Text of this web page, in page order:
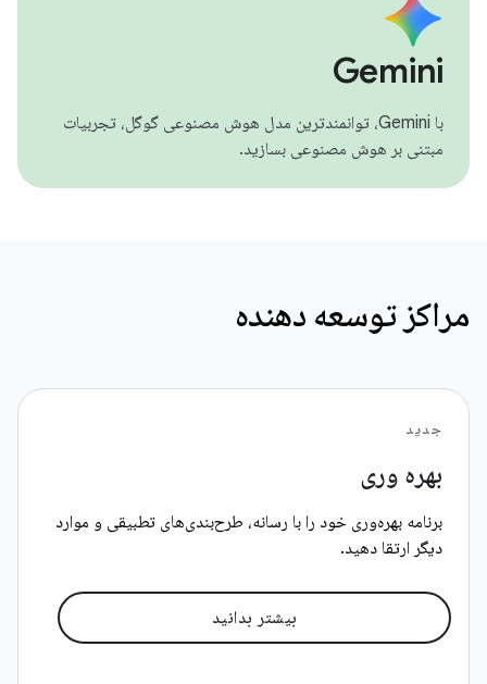
Gemini
با Gemini، توانمندترین مدل هوش مصنوعی گوگل، تجربیات
مبتنی بر هوش مصنوعی بسازید.
مراکز توسعه دهنده
جدید
بهره وری
برنامه بهره‌وری خود را با رسانه، طرح‌بندی‌های تطبیقی ​​و موارد
دیگر ارتقا دهید.
بیشتر بدانید